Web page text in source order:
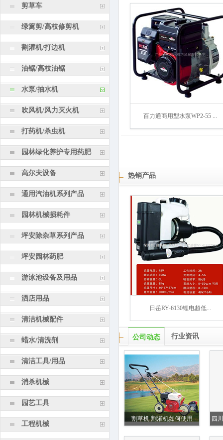
剪草车
绿篱剪/高枝修剪机
割灌机/打边机
油锯/高枝油锯
水泵/抽水机
吹风机/风力灭火机
打药机/杀虫机
园林绿化养护专用药肥
高尔夫设备
通用汽油机系列产品
园林机械损耗件
坪安除杂草系列产品
坪安园林药肥
游泳池设备及用品
洒店用品
清洁机械配件
蜡水/清洗剂
清洁工具/用品
消杀机械
园艺工具
工程机械
百力通商用型水泵WP2-55 ...
热销产品
日岳RY-6130锂电超低...
公司动态 行业资讯
割草机 割灌机如何使用 四